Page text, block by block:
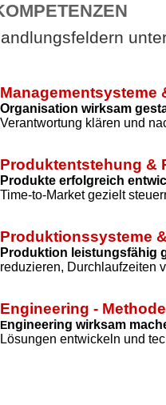
Managementsysteme
Organisation wirksam
Verantwortung klären und
Produktentstehung &
Produkte erfolgreich
Time-to-Market gezielt
Produktionssysteme
Produktion leistungsfähig
reduzieren, Durchlaufzeiten
Engineering -
Engineering wirksam
Lösungen entwickeln und